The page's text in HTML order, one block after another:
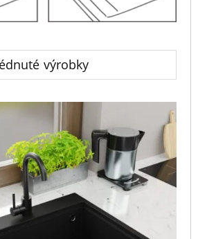
výrobky